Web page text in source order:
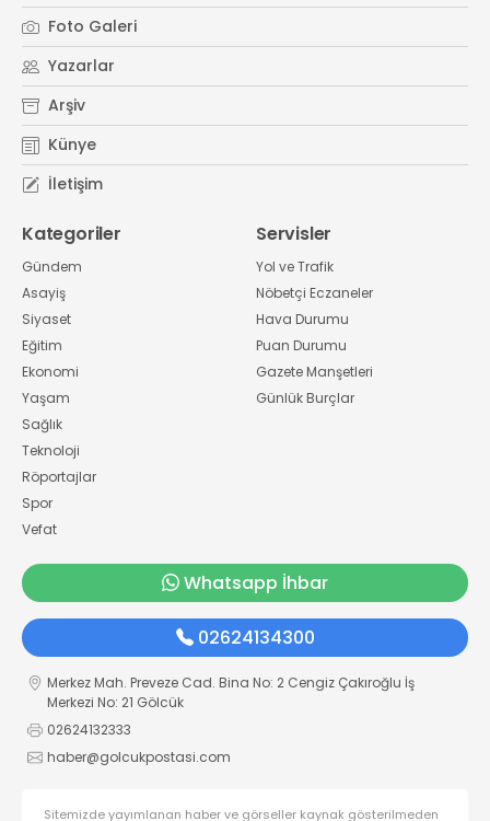
Foto Galeri
Yazarlar
Arşiv
Künye
İletişim
Kategoriler
Gündem
Asayiş
Siyaset
Eğitim
Ekonomi
Yaşam
Sağlık
Teknoloji
Röportajlar
Spor
Vefat
Servisler
Yol ve Trafik
Nöbetçi Eczaneler
Hava Durumu
Puan Durumu
Gazete Manşetleri
Günlük Burçlar
Whatsapp İhbar
02624134300
Merkez Mah. Preveze Cad. Bina No: 2 Cengiz Çakıroğlu İş
Merkezi No: 21 Gölcük
02624132333
haber@golcukpostasi.com
Sitemizde yayımlanan haber ve görseller kaynak gösterilmeden